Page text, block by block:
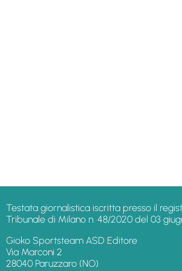
Testata giornalistica iscritta presso il
Tribunale di Milano n. 48/2020 del 03
Gioko Sportsteam ASD Editore
Via Marconi 2
28040 Paruzzaro (NO)